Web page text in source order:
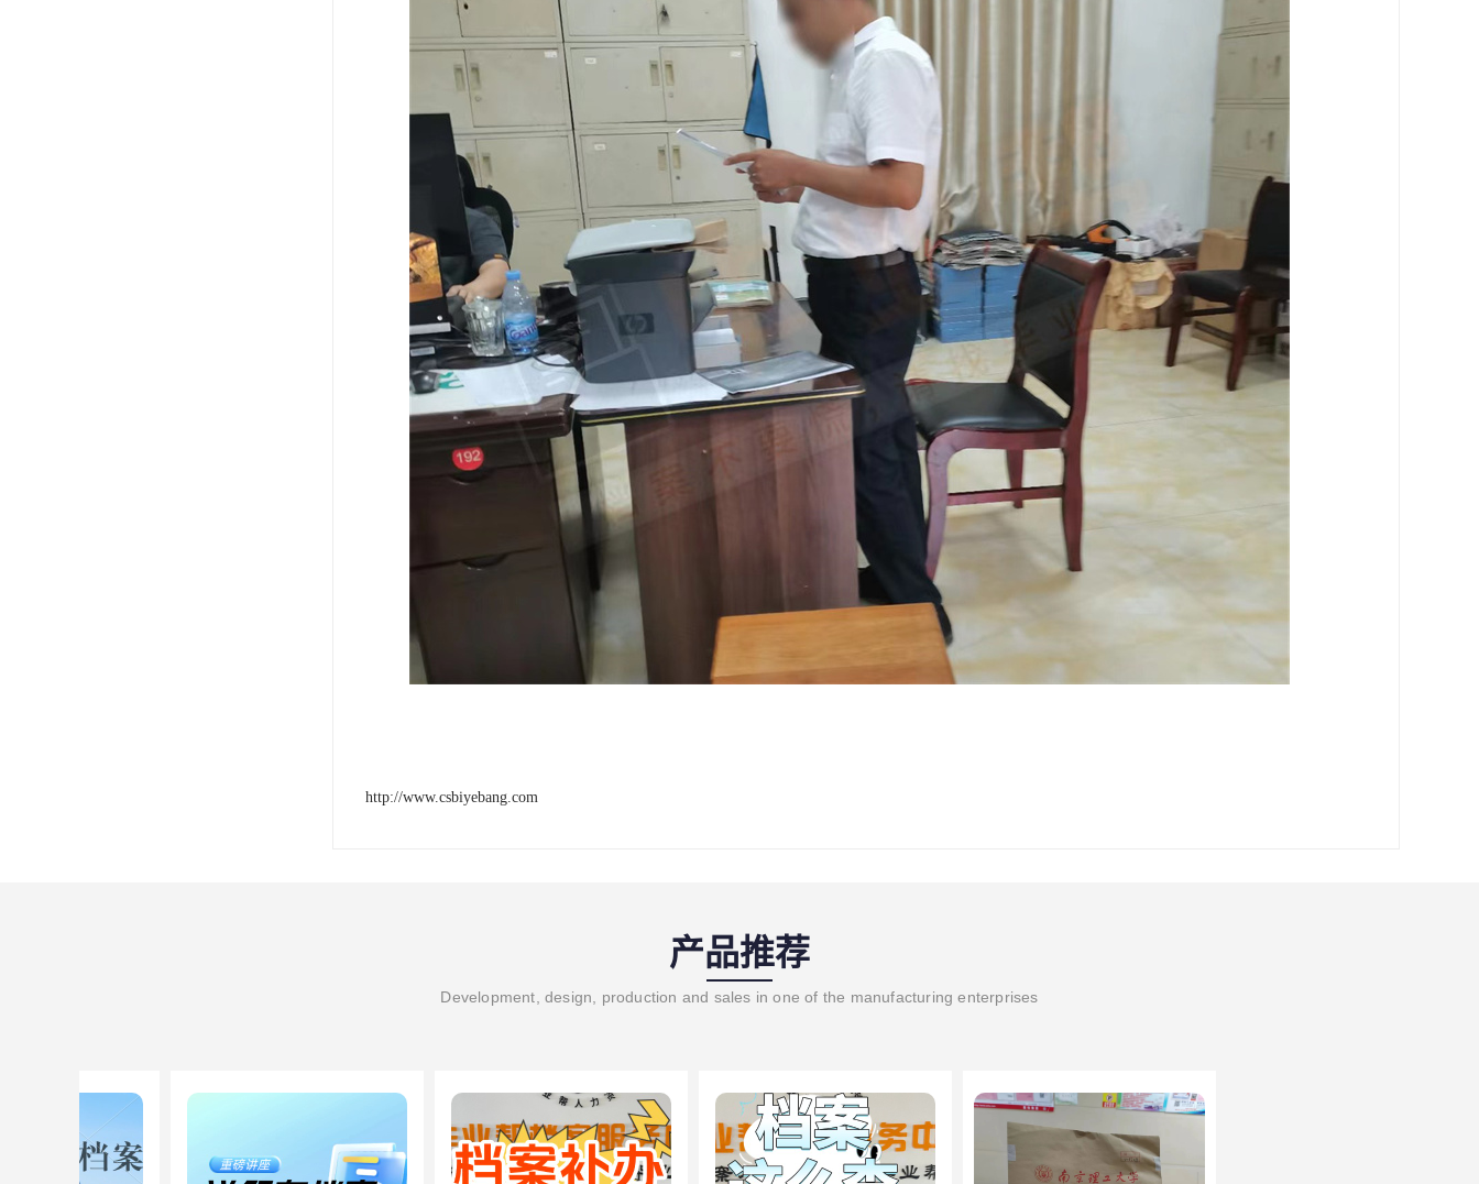
http://www.csbiyebang.com
产品推荐
Development, design, production and sales in one of the manufacturing enterprises